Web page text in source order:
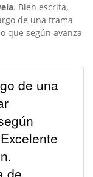
. Bien escrita,
de una trama
que según avanza
de una